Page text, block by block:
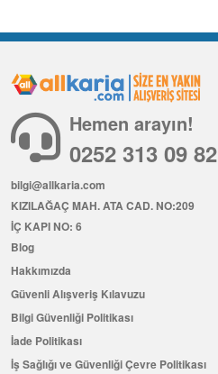
Hemen arayın!
0252 313 09 82
bilgi@allkaria.com
KIZILAĞAÇ MAH. ATA CAD. NO:209
İÇ KAPI NO: 6
Blog
Hakkımızda
Güvenli Alışveriş Kılavuzu
Bilgi Güvenliği Politikası
İade Politikası
İş Sağlığı ve Güvenliği Çevre Politikası